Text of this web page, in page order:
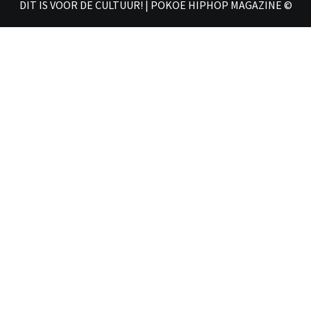
DIT IS VOOR DE CULTUUR! | POKOE HIPHOP MAGAZINE ©